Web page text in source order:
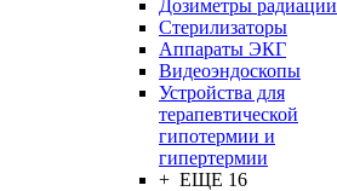
Дозиметры радиации
Стерилизаторы
Аппараты ЭКГ
Видеоэндоскопы
Устройства для
терапевтической
гипотермии и
гипертермии
+ ЕЩЕ 16